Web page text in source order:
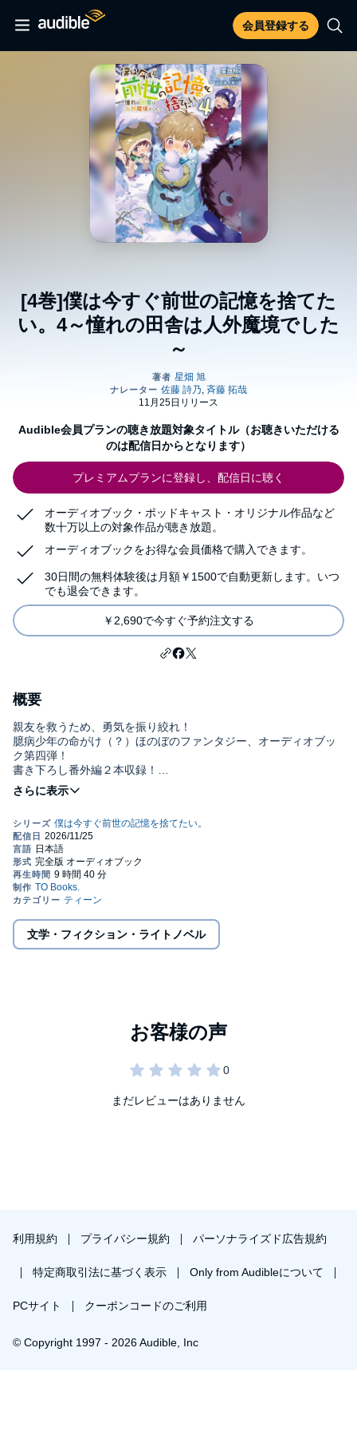
会員登録する
[4巻]僕は今すぐ前世の記憶を捨てた
い。4～憧れの田舎は人外魔境でした
～
Audible会員プランの聴き放題対象タイトル（お聴きいただける
のは配信日からとなります）
プレミアムプランに登録し、配信日に聴く
オーディオブック・ポッドキャスト・オリジナル作品など
数十万以上の対象作品が聴き放題。
オーディオブックをお得な会員価格で購入できます。
30日間の無料体験後は月額￥1500で自動更新します。いつ
でも退会できます。
￥2,690で今すぐ予約注文する
概要
親友を救うため、勇気を振り絞れ！
臆病少年の命がけ（？）ほのぼのファンタジー、オーディオブッ
ク第四弾！
書き下ろし番外編２本収録！
【あらすじ】
田舎魔境に来て初めての冬が到来！ 叫んで逃げる冬野菜の収穫
や味噌造りなど、楽しい事も盛りだくさん！
初雪による祖母雪乃の変化などに驚きながらも、空は村の子たち
と雪景色の中を遊び回り、摩訶不思議なお正月にも大喜び。
だが、村の外から聞こえてきた謎の声によって、親友の明良が突
然いなくなるという騒動が発生！
まさかの事態に皆が右往左往する中、“このままだとアキちゃんが
消えちゃう！”という直感に突き動かされ、空はフクちゃんに乗っ
文学・フィクション・ライトノベル
まだレビューはありません
利用規約 プライバシー規約 パーソナライズド広告規約
特定商取引法に基づく表示 Only from Audibleについて
PCサイト クーポンコードのご利用
© Copyright 1997 - 2026 Audible, Inc